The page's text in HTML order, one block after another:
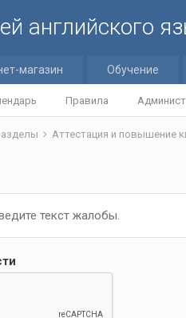
английского
магазин Обучение
Правила
Аттестация и повышение
текст жалобы.